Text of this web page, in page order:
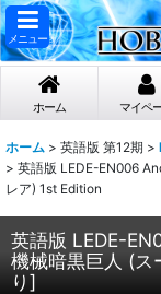
メニュー
ホーム マイペ
ホーム > 英語版 第12期 >
> 英語版 LEDE-EN006
レア) 1st Edition
英語版 LEDE-
機械暗黒巨人 (
り]